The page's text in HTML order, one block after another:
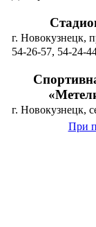
г. Новокузнецк,
54-26-57, 54-24-
г. Новокузнецк,
При